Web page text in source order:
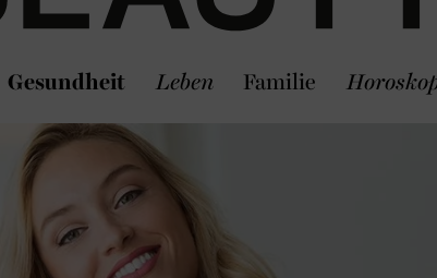
Gesundheit Leben Familie